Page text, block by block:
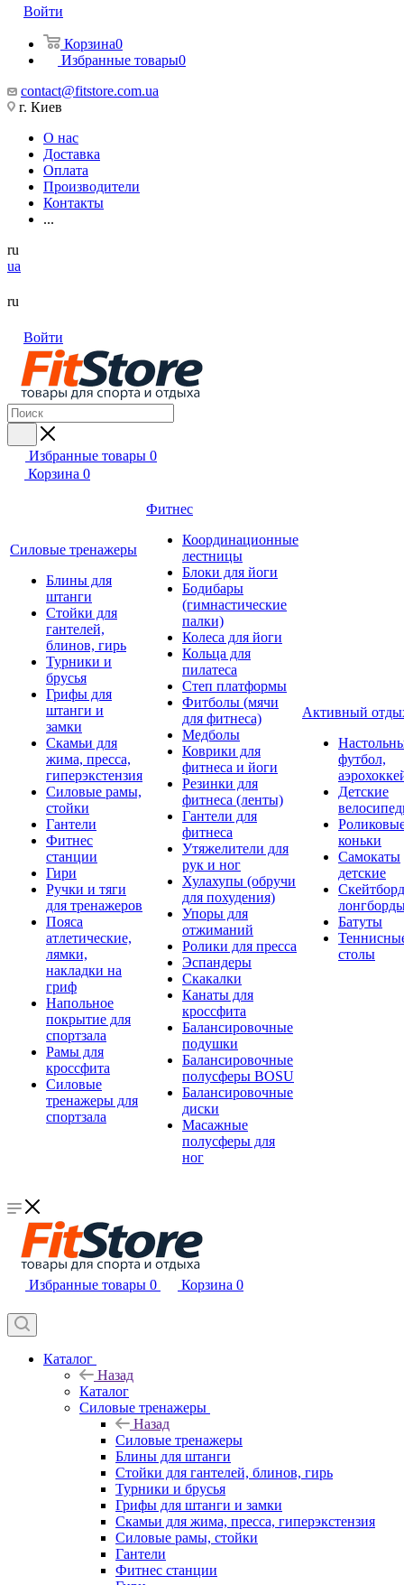
Войти
Корзина0
Избранные товары0
contact@fitstore.com.ua
г. Киев
О нас
Доставка
Оплата
Производители
Контакты
...
ru
ua
ru
Войти
Избранные товары 0
Корзина 0
Силовые тренажеры
Блины для
штанги
Стойки для
гантелей,
блинов, гирь
Турники и
брусья
Грифы для
штанги и
замки
Скамьи для
жима, пресса,
гиперэкстензия
Силовые рамы,
стойки
Гантели
Фитнес
станции
Гири
Ручки и тяги
для тренажеров
Пояса
атлетические,
лямки,
накладки на
гриф
Напольное
покрытие для
спортзала
Рамы для
кроссфита
Силовые
тренажеры для
спортзала
Фитнес
Координационные
лестницы
Блоки для йоги
Бодибары
(гимнастические
палки)
Колеса для йоги
Кольца для
пилатеса
Степ платформы
Фитболы (мячи
для фитнеса)
Медболы
Коврики для
фитнеса и йоги
Резинки для
фитнеса (ленты)
Гантели для
фитнеса
Утяжелители для
рук и ног
Хулахупы (обручи
для похудения)
Упоры для
отжиманий
Ролики для пресса
Эспандеры
Скакалки
Канаты для
кроссфита
Балансировочные
подушки
Балансировочные
полусферы BOSU
Балансировочные
диски
Масажные
полусферы для
ног
Активный
футбол,
Детские
коньки
Самокаты
детские
Батуты
столы
Избранные товары 0 Корзина 0
Каталог
Назад
Каталог
Силовые тренажеры
Назад
Силовые тренажеры
Блины для штанги
Стойки для гантелей, блинов, гирь
Турники и брусья
Грифы для штанги и замки
Скамьи для жима, пресса, гиперэкстензия
Силовые рамы, стойки
Гантели
Фитнес станции